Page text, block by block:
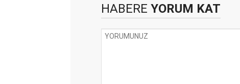
HABERE YORUM KAT